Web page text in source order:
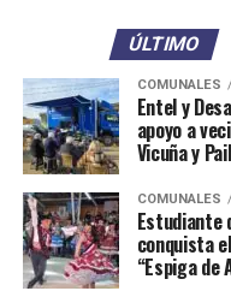
ÚLTIMO
COMUNALES
Entel y
apoyo a
Vicuña y
COMUNALES
Estudiante
conquista
“Espiga de